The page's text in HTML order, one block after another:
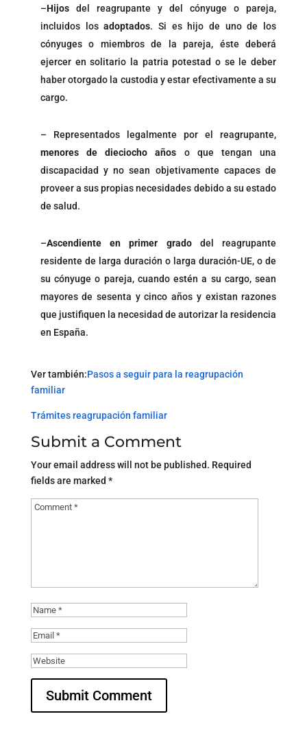
–Hijos del reagrupante y del cónyuge o pareja,
incluidos losadoptados. Si es hijo de uno de los
cónyuges o miembros de la pareja, éste deberá
ejercer en solitario la patria potestad o se le deber
haber otorgado la custodia y estar efectivamente a su
cargo.
– Representados legalmente por el reagrupante,
menores de dieciocho años o que tengan una
discapacidad y no sean objetivamente capaces de
proveer a sus propias necesidades debido a su estado
de salud.
–Ascendiente en primer gradodel reagrupante
residente de larga duración o larga duración-UE, o de
su cónyuge o pareja, cuando estén a su cargo, sean
mayores de sesenta y cinco años y existan razones
que justifiquen la necesidad de autorizar la residencia
en España.
Ver también:Pasos a seguir para la reagrupación
familiar
Trámites reagrupación familiar
Submit a Comment
Your email address will not be published. Required
fields are marked *